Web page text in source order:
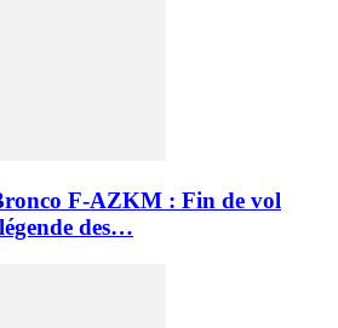
F-AZKM : Fin de vol
des…